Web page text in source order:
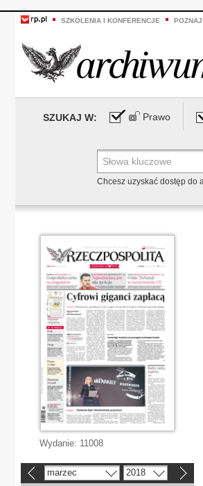
SZKOLENIA I KONFERENCJE
SZUKAJ W: Prawo
Chcesz uzyskać dostęp do
Wydanie: 11008
marzec 2018